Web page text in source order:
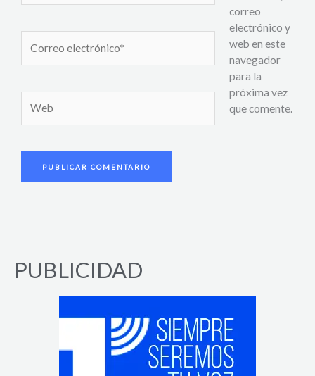
electrónico*
correo
electrónico y
web en este
navegador
para la
próxima vez
que comente.
PUBLICIDAD